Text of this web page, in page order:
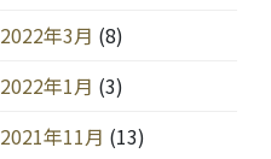
2022年3月 (8)
2022年1月 (3)
2021年11月 (13)